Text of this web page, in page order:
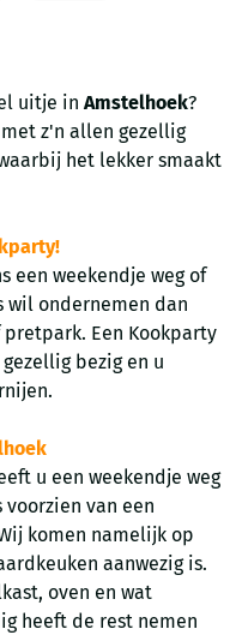
uitje in Amstelhoek?
z'n allen gezellig
het lekker smaakt
een weekendje weg of
wil ondernemen dan
Een Kookparty
bezig en u
u een weekendje weg
van een
komen namelijk op
aanwezig is.
oven en wat
heeft de rest nemen